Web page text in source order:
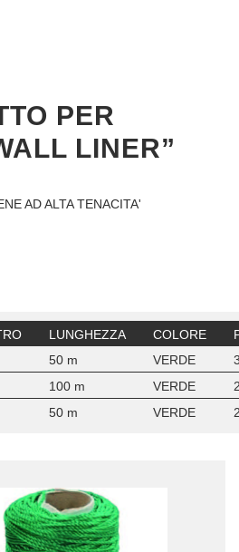
PER
LINER”
AD ALTA TENACITA'
LUNGHEZZA COLORE
50 m VERDE
100 m VERDE
50 m VERDE